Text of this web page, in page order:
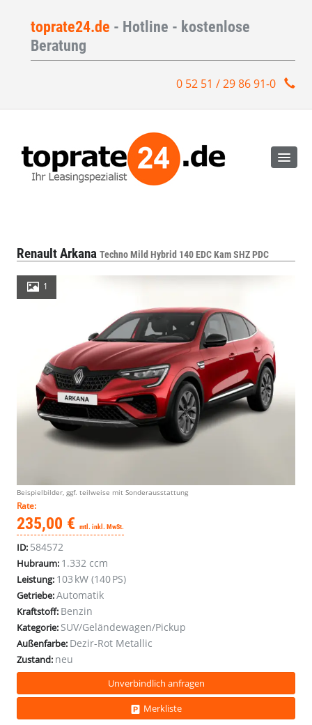
toprate24.de - Hotline - kostenlose
Beratung
0 52 51 / 29 86 91-0
Renault Arkana Techno Mild Hybrid 140 EDC Kam SHZ PDC
1
Beispielbilder, ggf. teilweise mit Sonderausstattung
Rate:
235,00 € mtl. inkl. MwSt.
ID: 584572
Hubraum: 1.332 ccm
Leistung: 103 kW (140 PS)
Getriebe:Automatik
Kraftstoff: Benzin
Kategorie: SUV/Geländewagen/Pickup
Außenfarbe: Dezir-Rot Metallic
Zustand: neu
Unverbindlich anfragen
Merkliste